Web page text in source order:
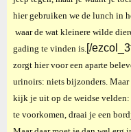
hier gebruiken we de lunch in
waar de wat kleinere wilde
gading te vinden is. [/
zorgt hier voor een aparte
urinoirs: niets bijzonders.
kijk je uit op de weidse velden:
te voorkomen, draai je een